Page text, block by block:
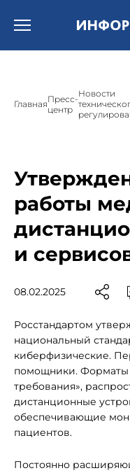
Открыть бургер меню.
ГлавнаяПресс-
центр
Новости
работы
и
08.02.2025
Росстандартом
национальный
киберфизические.
помощники.
требования»,
дистанционные
обеспечивающие
пациентов.
Постоянно